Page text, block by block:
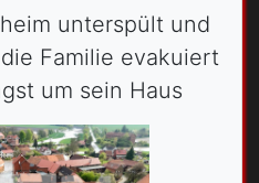
unterspült und
Familie evakuiert
um sein Haus